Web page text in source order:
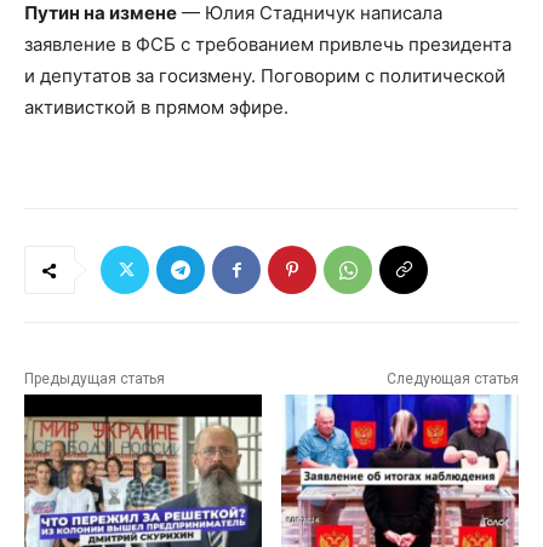
Путин на измене — Юлия Стадничук написала
заявление в ФСБ с требованием привлечь президента
и депутатов за госизмену. Поговорим с политической
активисткой в прямом эфире.
Предыдущая статья Следующая статья